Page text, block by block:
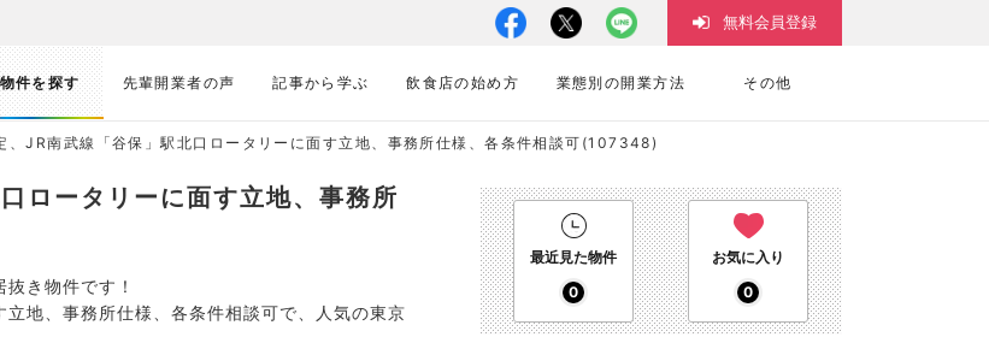
件を探す 先輩開業者の声 記事から学ぶ 飲食店の始め方 業態別の開業方法 その他
無料会員登録
、JR南武線「谷保」駅北口ロータリーに面す立地、事務所仕様、各条件相談可(107348)
ロータリーに面す立地、事務所
き物件です！
地、事務所仕様、各条件相談可で、人気の東京
最近見た物件
0
お気に入り
0